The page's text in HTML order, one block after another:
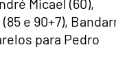
Micael (60),
e 90+7),
para Pedro